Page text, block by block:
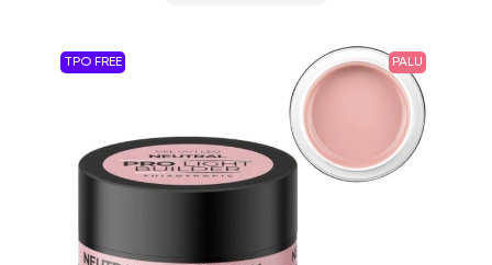
TPO FREE PALU